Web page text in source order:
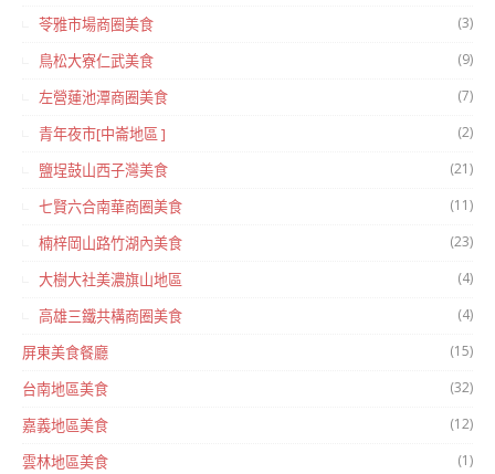
苓雅市場商圈美食 (3)
鳥松大寮仁武美食 (9)
左營蓮池潭商圈美食 (7)
青年夜市[中崙地區 ] (2)
鹽埕鼓山西子灣美食 (21)
七賢六合南華商圈美食 (11)
楠梓岡山路竹湖內美食 (23)
大樹大社美濃旗山地區 (4)
高雄三鐵共構商圈美食 (4)
屏東美食餐廳 (15)
台南地區美食 (32)
嘉義地區美食 (12)
雲林地區美食 (1)